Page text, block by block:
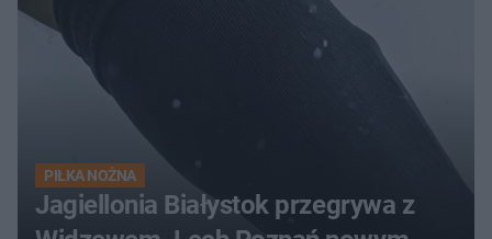
PIŁKA NOŻNA
Jagiellonia Białystok przegrywa z